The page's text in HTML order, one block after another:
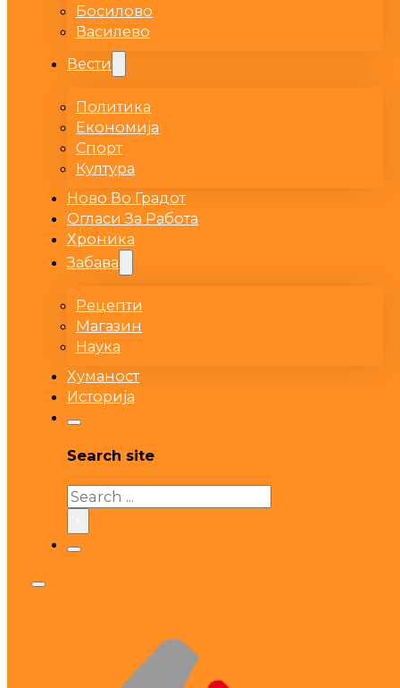
Босилово
Василево
Вести
Политика
Економија
Спорт
Култура
Ново Во Градот
Огласи За Работа
Хроника
Забава
Рецепти
Магазин
Наука
Хуманост
Историја
Search site
Search